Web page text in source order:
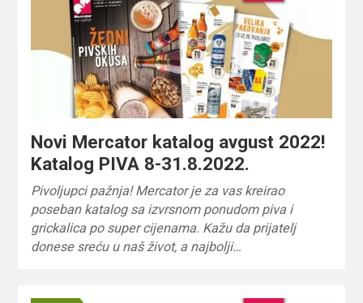
Novi Mercator katalog avgust 2022!
Katalog PIVA 8-31.8.2022.
Pivoljupci pažnja! Mercator je za vas kreirao
poseban katalog sa izvrsnom ponudom piva i
grickalica po super cijenama. Kažu da prijatelj
donese sreću u naš život, a najbolji…